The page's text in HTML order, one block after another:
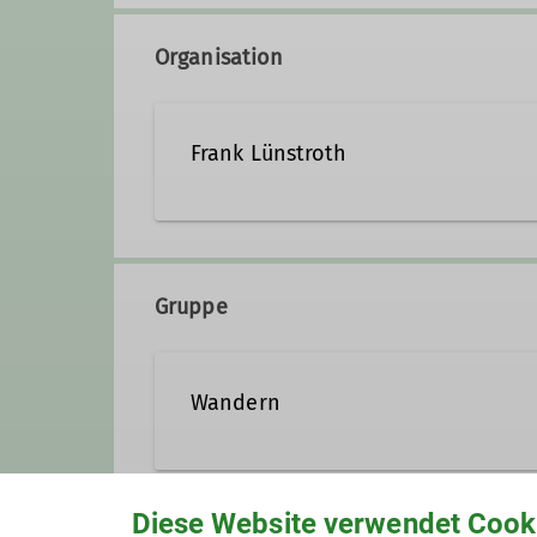
Organisation
Frank Lünstroth
Trainer*in C Sportklettern Breitensport
Gruppe
Wandern
12 und 25 km in der näheren
Event Highlight
Diese Website verwendet